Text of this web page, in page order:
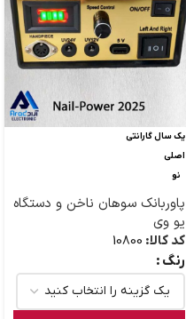
یک سال گارانتی
اصلی
نو
پاوربانک سوهان ناخن و دستگاه
یو وی
کد کالا: 10800
رنگ